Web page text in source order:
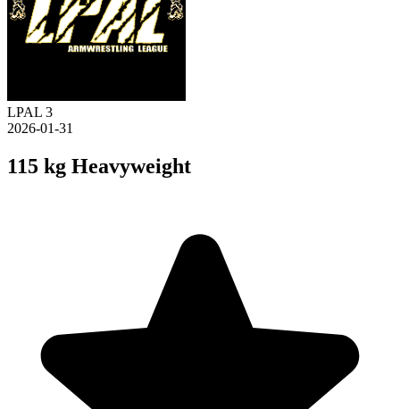
LPAL 3
2026-01-31
115 kg Heavyweight